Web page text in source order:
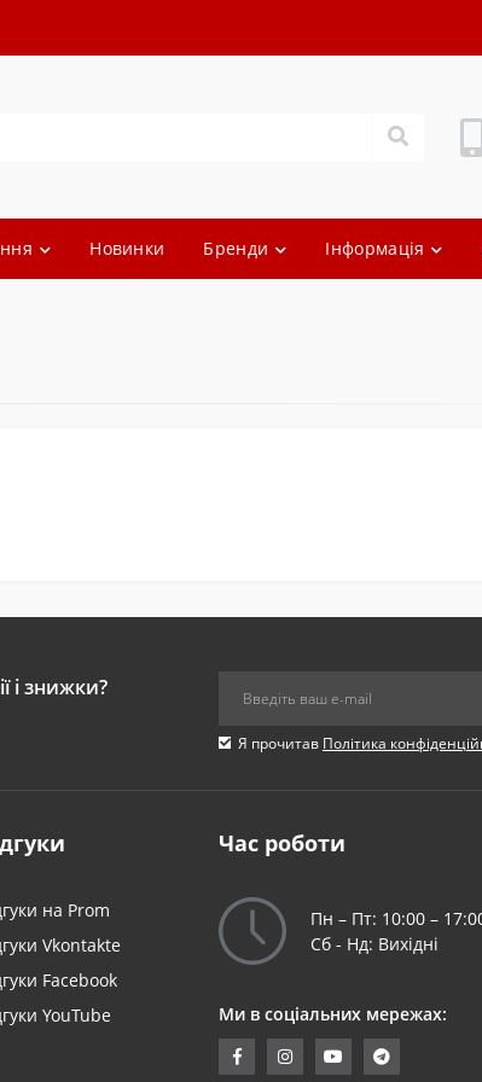
Новинки Бренди Інформація
і знижки?
Я прочитав Політика
на Prom
Vkontakte
Facebook
YouTube
Час роботи
Пн – Пт: 10:00 –
Сб - Нд: Вихідні
Ми в соціальних мережах: